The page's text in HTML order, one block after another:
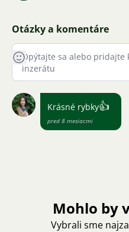
Otázky a komentáre
Krásné rybky👍
pred 8 mesiacmi
Mohlo by
Vybrali sme